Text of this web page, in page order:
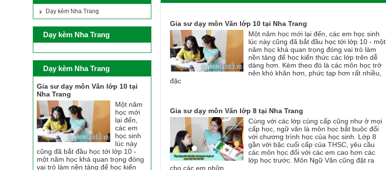
Gia sư dạy môn Văn lớp 10 tại Nha Trang
Một năm học mới lại đến, các em học sinh
lúc này cũng đã bắt đầu học tới lớp 10 - một
năm học khá quan trọng đóng vai trò làm
nền tảng để học kiến thức các lớp trên dễ
dàng hơn. Kèm theo đó là các môn học trở
nên khó khăn hơn, phức tạp hơn rất nhiều,
đặc
Gia sư dạy môn Văn lớp 8 tại Nha Trang
Cùng với các lớp cùng cấp cũng như ở mọi
cấp học, ngữ văn là môn học bắt buộc đối
với chương trình học của học sinh. Lớp 8
gần với bậc cuối cấp của THSC, yêu cầu
các môn học đối với các em cao hơn các
lớp học trước. Môn Ngữ Văn cũng đặt ra
cho các em nhữn
Dạy kèm Nha Trang
Dạy kèm Nha Trang
Dạy kèm Nha Trang
Gia sư dạy môn Văn lớp 10 tại
Nha Trang
Một năm
học mới
lại đến,
các em
học sinh
lúc này
cũng đã bắt đầu học tới lớp 10 -
một năm học khá quan trọng đóng
vai trò làm nền tảng để học kiến